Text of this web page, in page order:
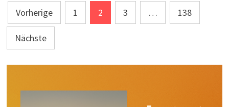
Seitennummerierung
der
Beiträge
Vorherige 1 2 3 … 138
Nächste